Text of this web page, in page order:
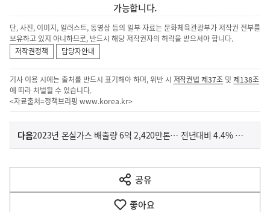
가능합니다.
단, 사진, 이미지, 일러스트, 동영상 등의 일부 자료는 문화체육관광부가 저작권 전부를
보유하고 있지 아니하므로, 반드시 해당 저작권자의 허락을 받으셔야 합니다.
저작권정책
담당자안내
기사 이용 시에는 출처를 반드시 표기해야 하며, 위반 시 저작권법 제37조 및제138조
에 따라 처벌될 수 있습니다.
<자료출처=정책브리핑 www.korea.kr>
이
전
다
음
다음기
2023년 온실가스 배출량 6억 2,420만톤… 전년대비 4.4% 감소, 2년 연속 감소 추세
공유
열
기
좋아요